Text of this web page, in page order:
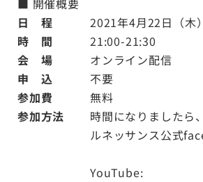
■ 開催概要
日 程
2021年4月22日（木）
時 間
21:00-21:30
会 場
オンライン配信
申 込
不要
参加費
無料
参加方法
時間になりました
ルネッサンス公式
YouTube: